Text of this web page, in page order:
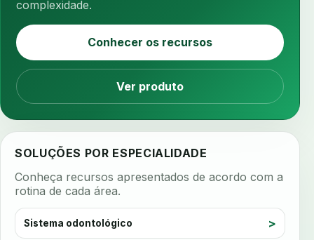
apneia apneia do sono
arcos personalizados
armazenamento materiais arquivamento exames
arquivo clinico
assimetria facial
assinatura clinica assinatura digital
complexidade.
Conhecer os recursos
Ver produto
SOLUÇÕES POR ESPECIALIDADE
Conheça recursos apresentados de acordo com a
rotina de cada área.
Sistema odontológico